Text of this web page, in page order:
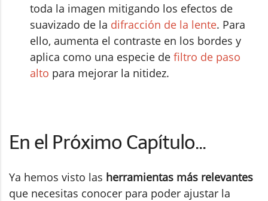
toda la imagen mitigando los efectos de
suavizado de la difracción de la lente. Para
ello, aumenta el contraste en los bordes y
aplica como una especie de filtro de paso
alto para mejorar la nitidez.
En el Próximo Capítulo...
Ya hemos visto las herramientas más relevantes
que necesitas conocer para poder ajustar la